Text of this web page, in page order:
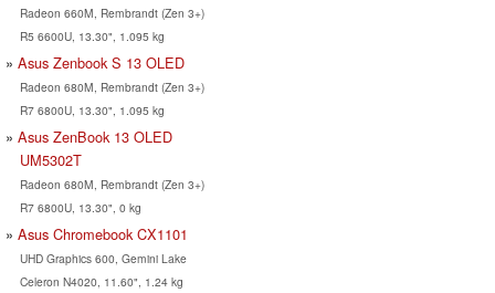
Radeon 660M, Rembrandt (Zen 3+)
R5 6600U, 13.30", 1.095 kg
Asus Zenbook S 13 OLED
Radeon 680M, Rembrandt (Zen 3+)
R7 6800U, 13.30", 1.095 kg
Asus ZenBook 13 OLED
UM5302T
Radeon 680M, Rembrandt (Zen 3+)
R7 6800U, 13.30", 0 kg
Asus Chromebook CX1101
UHD Graphics 600, Gemini Lake
Celeron N4020, 11.60", 1.24 kg